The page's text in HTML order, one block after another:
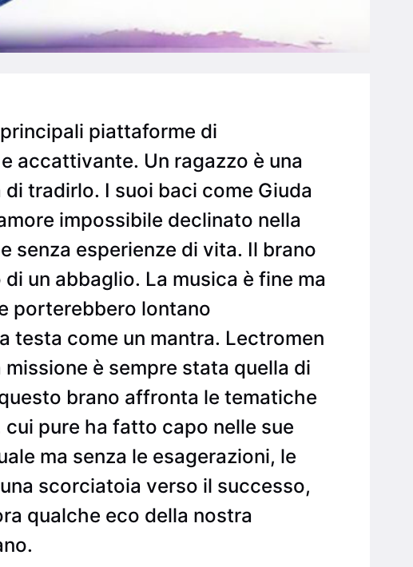
piattaforme di
accattivante. Un ragazzo è una
tradirlo. I suoi baci come Giuda
impossibile declinato nella
senza esperienze di vita. Il brano
un abbaglio. La musica è fine ma
porterebbero lontano
testa come un mantra. Lectromen
è sempre stata quella di
brano affronta le tematiche
pure ha fatto capo nelle sue
ma senza le esagerazioni, le
scorciatoia verso il successo,
qualche eco della nostra